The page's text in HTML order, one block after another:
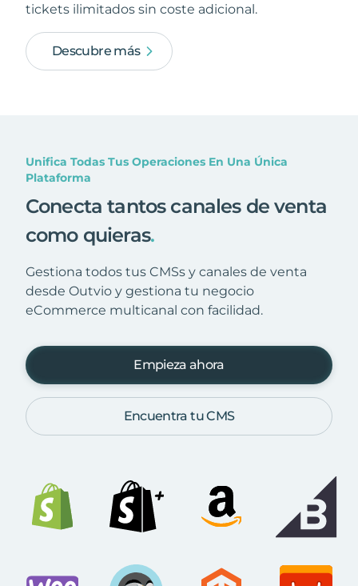
tickets ilimitados sin coste adicional.
Descubre más
Unifica Todas Tus Operaciones En Una Única
Plataforma
Conecta tantos canales de venta
como quieras.
Gestiona todos tus CMSs y canales de venta
desde Outvio y gestiona tu negocio
eCommerce multicanal con facilidad.
Empieza ahora
Encuentra tu CMS